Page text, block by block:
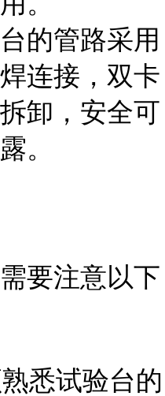
的管路采用
连接，双卡
卸，安全可
。
要注意以下
悉试验台的